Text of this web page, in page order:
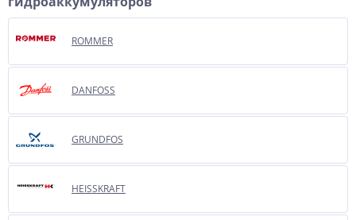
ROMMER
DANFOSS
GRUNDFOS
HEISSKRAFT